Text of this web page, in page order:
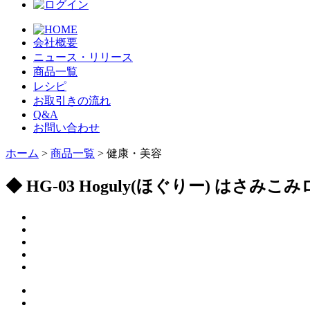
会社概要
ニュース・リリース
商品一覧
レシピ
お取引きの流れ
Q&A
お問い合わせ
ホーム > 商品一覧 > 健康・美容
◆ HG-03 Hoguly(ほぐりー) はさみこみ